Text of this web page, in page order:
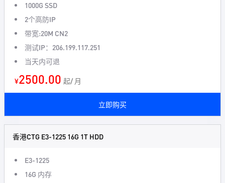
1000G SSD
2个高防IP
带宽:20M CN2
测试IP：206.199.117.251
当天内可退
¥2500.00 起/ 月
立即购买
香港CTG E3-1225 16G 1T HDD
E3-1225
16G 内存